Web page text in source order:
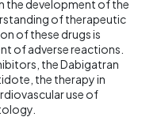
the development of the
of therapeutic
of these drugs is
of adverse reactions.
the Dabigatran
the therapy in
use of